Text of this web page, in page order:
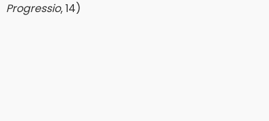
Progressio, 14)